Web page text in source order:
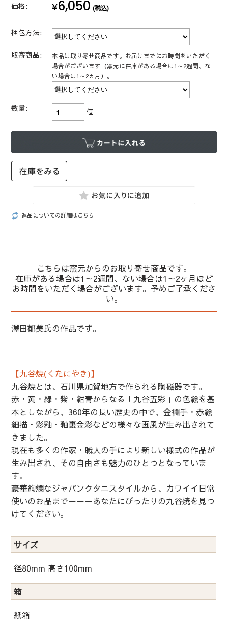
価格: ¥6,050 (税込)
梱包方法:
取寄商品:
本品は取り寄せ商品です。お届けまでにお時間をいただく
場合がございます（窯元に在庫がある場合は1～2週間、な
い場合は1～2ヵ月）。
数量: 個
返品についての詳細はこちら
こちらは窯元からのお取り寄せ商品です。
在庫がある場合は1～2週間、ない場合は1～2ヶ月ほど
お時間をいただく場合がございます。予めご了承くださ
い。
澤田郁美氏の作品です。
【九谷焼(くたにやき)】
九谷焼とは、石川県加賀地方で作られる陶磁器です。
赤・黄・緑・紫・紺青からなる「九谷五彩」の色絵を基
本としながら、360年の長い歴史の中で、金襴手・赤絵
細描・彩釉・釉裏金彩などの様々な画風が生み出されて
きました。
現在も多くの作家・職人の手により新しい様式の作品が
生み出され、その自由さも魅力のひとつとなっていま
す。
豪華絢爛なジャパンクタニスタイルから、カワイイ日常
使いのお品までーーーあなたにぴったりの九谷焼を見つ
けてください。
サイズ
径80mm 高さ100mm
箱
紙箱